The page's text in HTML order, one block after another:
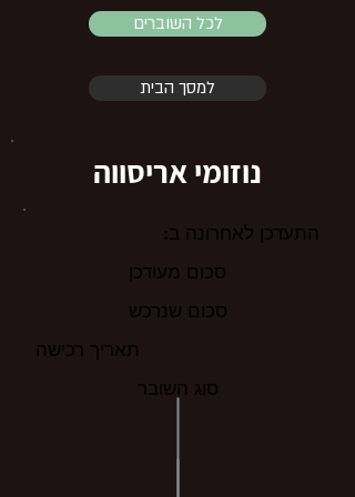
לכל השוברים
למסך הבית
נוזומי אריסווה
התעדכן לאחרונה ב:
סכום מעודכן
סכום שנרכש
תאריך רכישה
סוג השובר